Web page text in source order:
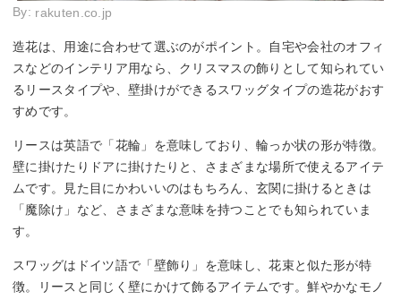
By: rakuten.co.jp
造花は、用途に合わせて選ぶのがポイント。自宅や会社のオフィ
スなどのインテリア用なら、クリスマスの飾りとして知られてい
るリースタイプや、壁掛けができるスワッグタイプの造花がおす
すめです。
リースは英語で「花輪」を意味しており、輪っか状の形が特徴。
壁に掛けたりドアに掛けたりと、さまざまな場所で使えるアイテ
ムです。見た目にかわいいのはもちろん、玄関に掛けるときは
「魔除け」など、さまざまな意味を持つことでも知られていま
す。
スワッグはドイツ語で「壁飾り」を意味し、花束と似た形が特
徴。リースと同じく壁にかけて飾るアイテムです。鮮やかなモノ